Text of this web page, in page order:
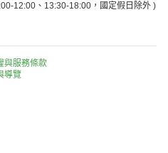
12:00、13:30-18:00，國定假日除外 )
與服務條款
導覽